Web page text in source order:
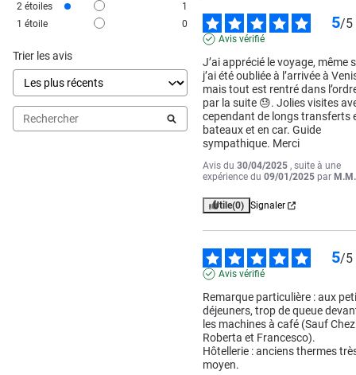
2 étoiles
1
1 étoile 0
Trier les avis
5/5
Avis vérifié
J’ai apprécié le voyage, même
j’ai été oubliée à l’arrivée à
mais tout est rentré dans
par la suite 😓. Jolies visites
cependant de longs transferts
bateaux et en car. Guide
sympathique. Merci
Avis du30/04/2025 , suite à une
expérience du09/01/2025 par M.M.
Utile(0) Signaler
5/5
Avis vérifié
Remarque particulière : aux
déjeuners, trop de queue
les machines à café (Sauf Chez
Roberta et Francesco).
Hôtellerie : anciens thermes
moyen.